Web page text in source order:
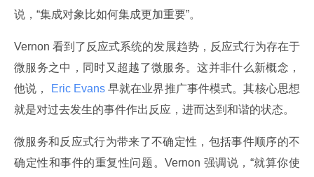
说，“集成对象比如何集成更加重要”。
Vernon 看到了反应式系统的发展趋势，反应式行为存在于
微服务之中，同时又超越了微服务。这并非什么新概念，
他说，
Eric Evans 早就在业界推广事件模式。其核心思想
就是对过去发生的事件作出反应，进而达到和谐的状态。
微服务和反应式行为带来了不确定性，包括事件顺序的不
确定性和事件的重复性问题。Vernon 强调说，“就算你使